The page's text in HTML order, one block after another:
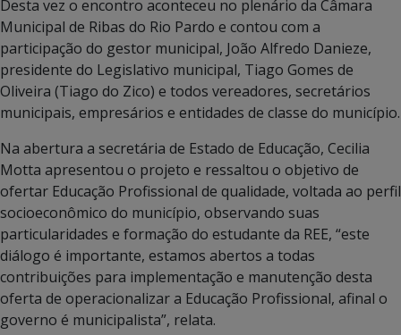
Desta vez o encontro aconteceu no plenário da Câmara
Municipal de Ribas do Rio Pardo e contou com a
participação do gestor municipal, João Alfredo Danieze,
presidente do Legislativo municipal, Tiago Gomes de
Oliveira (Tiago do Zico) e todos vereadores, secretários
municipais, empresários e entidades de classe do município.
Na abertura a secretária de Estado de Educação, Cecilia
Motta apresentou o projeto e ressaltou o objetivo de
ofertar Educação Profissional de qualidade, voltada ao perfil
socioeconômico do município, observando suas
particularidades e formação do estudante da REE, “este
diálogo é importante, estamos abertos a todas
contribuições para implementação e manutenção desta
oferta de operacionalizar a Educação Profissional, afinal o
governo é municipalista”, relata.